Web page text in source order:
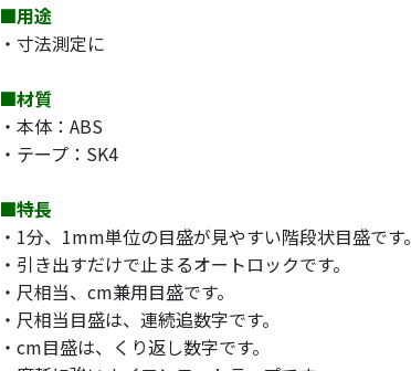
■用途
・寸法測定に
■材質
・本体：ABS
・テープ：SK4
■特長
・1分、1mm単位の目盛が見やすい階段状目盛です。
・引き出すだけで止まるオートロックです。
・尺相当、cm兼用目盛です。
・尺相当目盛は、連続追数字です。
・cm目盛は、くり返し数字です。